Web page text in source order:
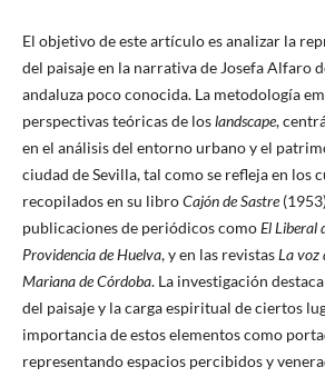
El objetivo de este artículo es analizar la
del paisaje en la narrativa de Josefa Alfaro
andaluza poco conocida. La metodología
perspectivas teóricas de loslandscape,
en el análisis del entorno urbano y el
ciudad de Sevilla, tal como se refleja en los
recopilados en su libroCajón de Sastre
publicaciones de periódicos comoEl Liberal
Providencia de Huelva, y en las revistasLa voz
Mariana de Córdoba. La investigación
del paisaje y la carga espiritual de ciertos
importancia de estos elementos como
representando espacios percibidos y